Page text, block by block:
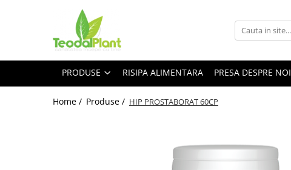
Produse
ANTIINFLAMATOARE
SUPLIMENTE TONICE
PRODUSE RISIPA ALIMENTARA PRESA DESPRE NOI
Home / Produse / HIP PROSTABORAT 60CP